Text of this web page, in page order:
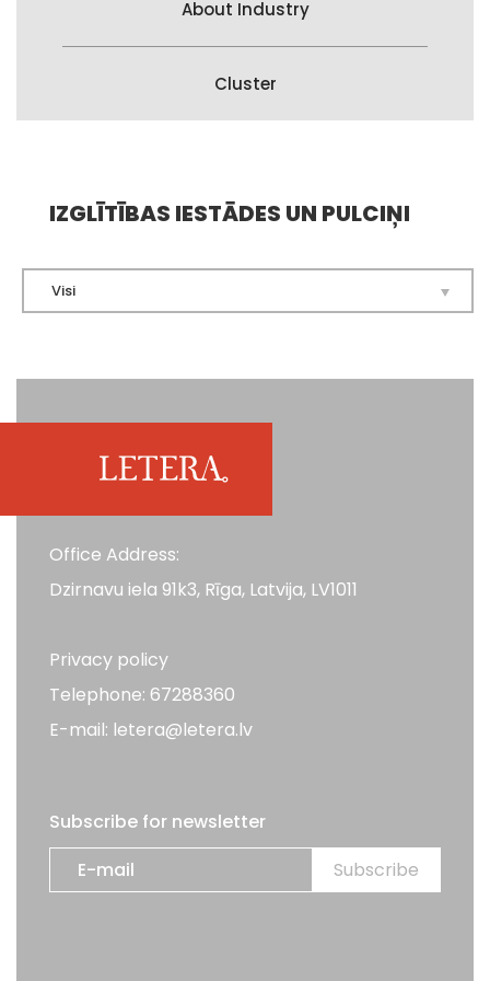
About Industry
Cluster
IZGLĪTĪBAS IESTĀDES UN PULCIŅI
Visi
Office Address:
Dzirnavu iela 91k3, Rīga, Latvija, LV1011
Privacy policy
Telephone: 67288360
E-mail: letera@letera.lv
Subscribe for newsletter